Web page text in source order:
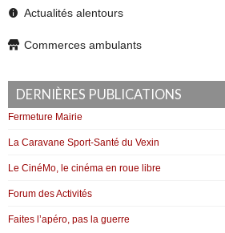
Actualités alentours
Commerces ambulants
DERNIÈRES PUBLICATIONS
Fermeture Mairie
La Caravane Sport-Santé du Vexin
Le CinéMo, le cinéma en roue libre
Forum des Activités
Faites l’apéro, pas la guerre